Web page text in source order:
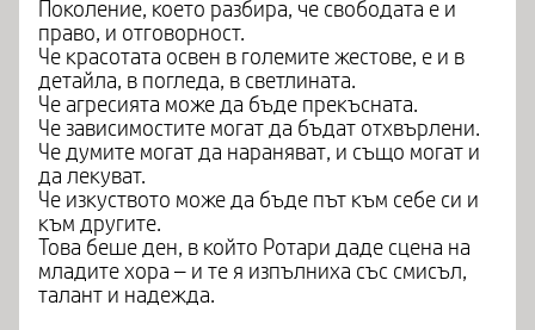
Поколение, което разбира, че свободата е и
право, и отговорност.
Че красотата освен в големите жестове, е и в
детайла, в погледа, в светлината.
Че агресията може да бъде прекъсната.
Че зависимостите могат да бъдат отхвърлени.
Че думите могат да нараняват, и също могат и
да лекуват.
Че изкуството може да бъде път към себе си и
към другите.
Това беше ден, в който Ротари даде сцена на
младите хора – и те я изпълниха със смисъл,
талант и надежда.